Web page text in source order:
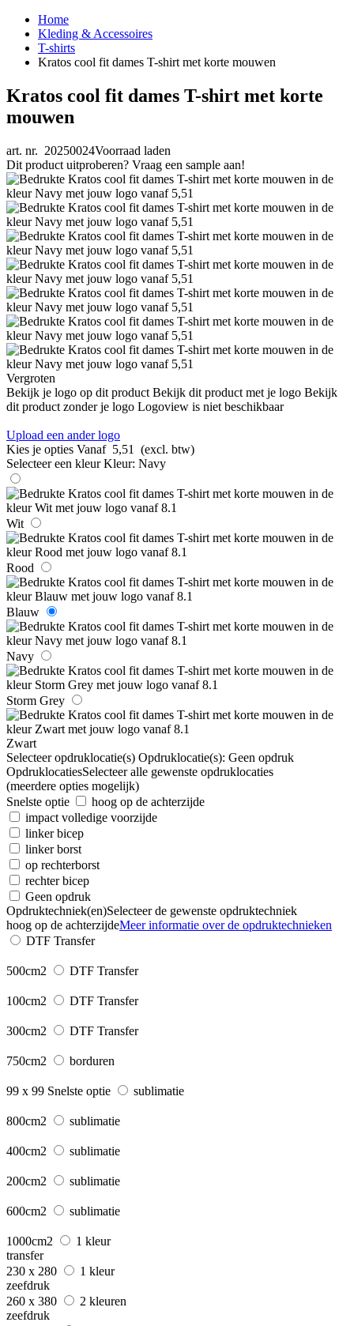
Home
Kleding & Accessoires
T-shirts
Kratos cool fit dames T-shirt met korte mouwen
Kratos cool fit dames T-shirt met korte
mouwen
art. nr. 20250024Voorraad laden
Dit product uitproberen? Vraag een sample aan!
Vergroten
Bekijk je logo op dit product Bekijk dit product met je logo Bekijk
dit product zonder je logo Logoview is niet beschikbaar
Upload een ander logo
Kies je opties Vanaf 5,51
(excl. btw)
Selecteer een kleur Kleur: Navy
Wit
Rood
Blauw
Navy
Storm Grey
Zwart
Selecteer opdruklocatie(s) Opdruklocatie(s): Geen opdruk
OpdruklocatiesSelecteer alle gewenste opdruklocaties
(meerdere opties mogelijk)
Snelste optie
hoog op de achterzijde
impact volledige voorzijde
linker bicep
linker borst
op rechterborst
rechter bicep
Geen opdruk
Opdruktechniek(en)Selecteer de gewenste opdruktechniek
hoog op de achterzijdeMeer informatie over de opdruktechnieken
DTF Transfer
500cm2 DTF Transfer
100cm2 DTF Transfer
300cm2 DTF Transfer
750cm2 borduren
99 x 99 Snelste optie sublimatie
800cm2 sublimatie
400cm2 sublimatie
200cm2 sublimatie
600cm2 sublimatie
1000cm2
1 kleur
transfer
230 x 280
1 kleur
zeefdruk
260 x 380
2 kleuren
zeefdruk